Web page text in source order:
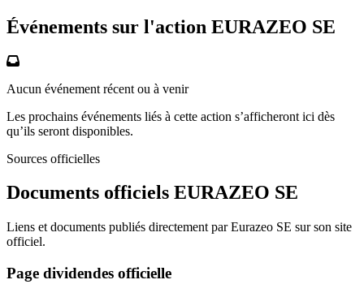
Événements sur l'action EURAZEO SE
Aucun événement récent ou à venir
Les prochains événements liés à cette action s’afficheront ici dès
qu’ils seront disponibles.
Sources officielles
Documents officiels EURAZEO SE
Liens et documents publiés directement par Eurazeo SE sur son site
officiel.
Page dividendes officielle